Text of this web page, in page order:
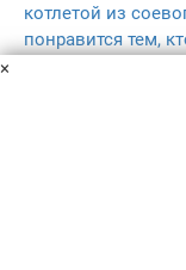
котлетой из
понравится тем,
×